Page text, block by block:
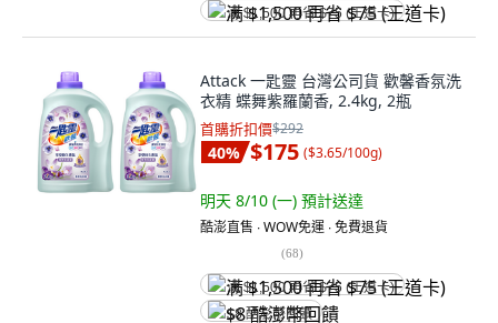
满 $1,500 再省 $75 (王道卡)
Attack 一匙靈 台灣公司貨 歡馨香氛洗
衣精 蝶舞紫羅蘭香, 2.4kg, 2瓶
首購折扣價$292
40% $175 ($3.65/100g)
明天 8/10 (一) 預計送達
酷澎直售 ∙ WOW免運 ∙ 免費退貨
(68)
满 $1,500 再省 $75 (王道卡)
$8 酷澎幣回饋